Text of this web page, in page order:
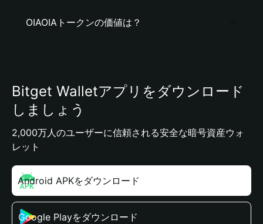
OIAOIAトークンの価値は？
Bitget Walletアプリをダウンロード
しましょう
2,000万人のユーザーに信頼される安全な暗号資産ウォ
レット
Android APKをダウンロード
Google Playをダウンロード